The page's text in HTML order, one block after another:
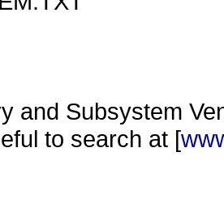
and Subsystem
to search at [